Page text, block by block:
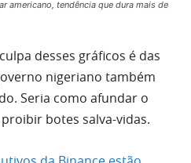
americano, tendência que dura mais de
desses gráficos é das
nigeriano também
Seria como afundar o
botes salva-vidas.